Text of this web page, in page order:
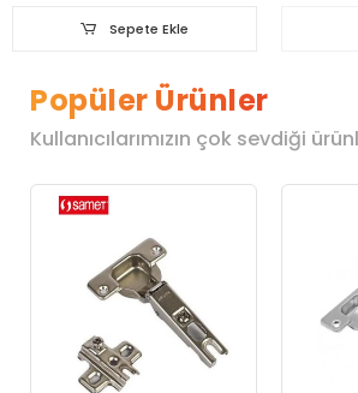
Sepete Ekle
Popüler Ürünler
Kullanıcılarımızın çok sevdiği